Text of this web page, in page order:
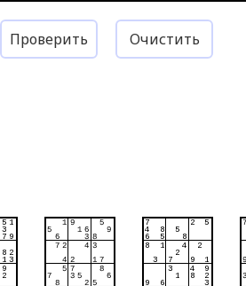
Проверить Очистить